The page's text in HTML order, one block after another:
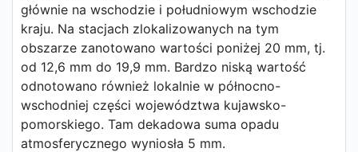
głównie na wschodzie i południowym wschodzie
kraju. Na stacjach zlokalizowanych na tym
obszarze zanotowano wartości poniżej 20 mm, tj.
od 12,6 mm do 19,9 mm. Bardzo niską wartość
odnotowano również lokalnie w północno-
wschodniej części województwa kujawsko-
pomorskiego. Tam dekadowa suma opadu
atmosferycznego wyniosła 5 mm.